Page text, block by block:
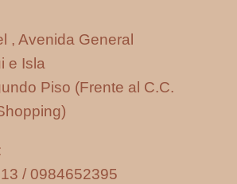
, Avenida General
e Isla
Piso (Frente al C.C.
/ 0984652395